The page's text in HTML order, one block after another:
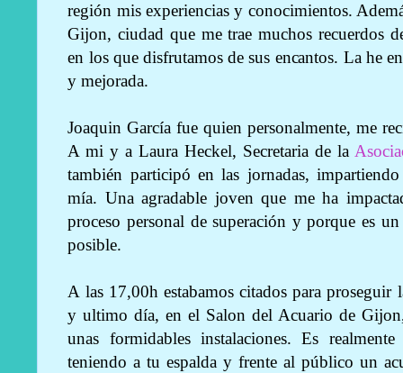
región mis experiencias y conocimientos.
Gijon, ciudad que me trae muchos recuerdos
en los que disfrutamos de sus encantos. La he
y mejorada.
Joaquin García fue quien personalmente, me
A mi y a Laura Heckel, Secretaria de la
también participó en las jornadas,
mía. Una agradable joven que me ha
proceso personal de superación y porque es
posible.
A las 17,00h estabamos citados para proseguir
y ultimo día, en el Salon del Acuario de
unas formidables instalaciones. Es
teniendo a tu espalda y frente al público un